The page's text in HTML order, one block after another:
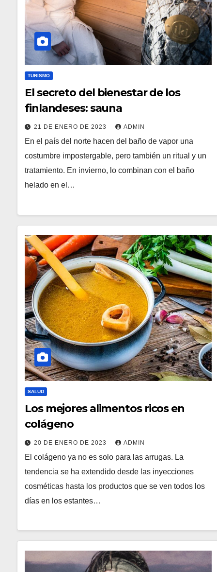
TURISMO
El secreto del bienestar de los
finlandeses: sauna
21 DE ENERO DE 2023 ADMIN
En el país del norte hacen del baño de vapor una
costumbre impostergable, pero también un ritual y un
tratamiento. En invierno, lo combinan con el baño
helado en el…
SALUD
Los mejores alimentos ricos en
colágeno
20 DE ENERO DE 2023 ADMIN
El colágeno ya no es solo para las arrugas. La
tendencia se ha extendido desde las inyecciones
cosméticas hasta los productos que se ven todos los
días en los estantes…